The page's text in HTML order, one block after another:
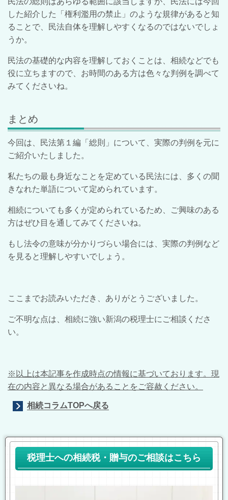
した紹介した「権利濫用の禁止」のような規律があると知
ることで、民法自体を理解しやすくなるのではないでしょ
うか。
民法の基礎的な内容を理解しておくことは、相続などでも
役に立ちますので、お時間のある方は色々な判例を調べて
みてくださいね。
まとめ
今回は、民法第１編「総則」について、実際の判例を元に
ご紹介いたしました。
私たちの最も身近なことを定めている民法には、多くの聞
きなれた単語について定められています。
相続についても多くが定められているため、ご興味のある
方はぜひ目を通してみてくださいね。
もし法令の意味が分かりづらい場合には、実際の判例など
を見ると理解しやすいでしょう。
ここまでお読みいただき、ありがとうございました。
ご不明な点は、相続に強い新潟の税理士にご相談くださ
い。
※以上は本記事を作成時点の情報に基づいております。現
在の内容と異なる場合があることをご容赦ください。
相続コラムTOPへ戻る
税理士への相続税・贈与のご相談はこちら